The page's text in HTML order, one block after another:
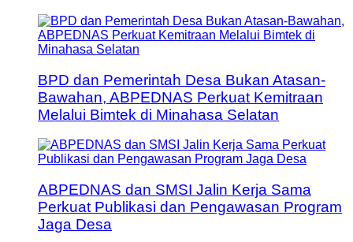
BPD dan Pemerintah Desa Bukan Atasan-
Bawahan, ABPEDNAS Perkuat Kemitraan
Melalui Bimtek di Minahasa Selatan
ABPEDNAS dan SMSI Jalin Kerja Sama
Perkuat Publikasi dan Pengawasan Program
Jaga Desa